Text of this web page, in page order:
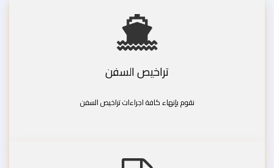
تراخيص السفن
نقوم بإنهاء كافة اجراءات تراخيص السفن